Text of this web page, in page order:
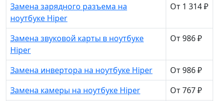
Замена зарядного разъема на
ноутбуке Hiper
От 1 314 ₽
Замена звуковой карты в ноутбуке
Hiper
От 986 ₽
Замена инвертора на ноутбуке Hiper
От 986 ₽
Замена камеры на ноутбуке Hiper
От 767 ₽